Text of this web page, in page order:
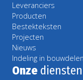
Leveranciers
Producten
Bestekteksten
Projecten
Nieuws
Indeling in
Onze diensten